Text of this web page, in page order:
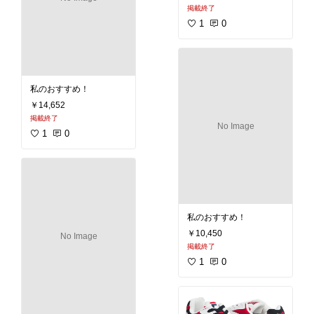
私のおすすめ！
￥14,652
掲載終了
1 0
No Image
掲載終了
1 0
No Image
私のおすすめ！
￥10,450
掲載終了
1 0